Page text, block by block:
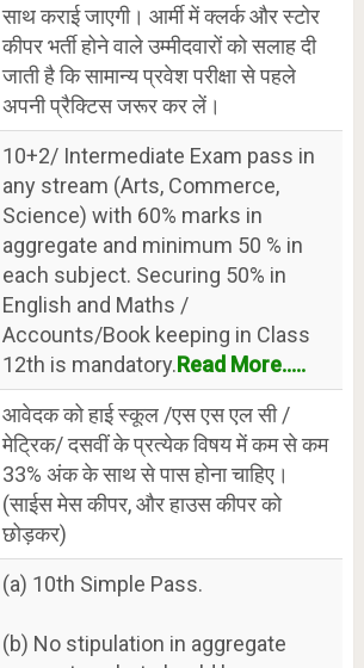
साथ कराई जाएगी। आर्मी में क्लर्क और स्टोर
कीपर भर्ती होने वाले उम्मीदवारों को सलाह दी
जाती है कि सामान्य प्रवेश परीक्षा से पहले
अपनी प्रैक्टिस जरूर कर लें।
10+2/ Intermediate Exam pass in
any stream (Arts, Commerce,
Science) with 60% marks in
aggregate and minimum 50 % in
each subject. Securing 50% in
English and Maths /
Accounts/Book keeping in Class
12th is mandatory.Read More.....
आवेदक को हाई स्कूल /एस एस एल सी /
मेट्रिक/ दसवीं के प्रत्येक विषय में कम से कम
33% अंक के साथ से पास होना चाहिए।
(साईस मेस कीपर, और हाउस कीपर को
छोड़कर)
(a) 10th Simple Pass.
(b) No stipulation in aggregate